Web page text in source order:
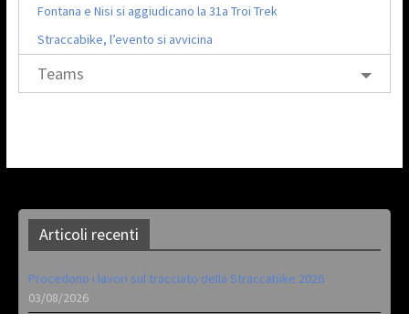
Fontana e Nisi si aggiudicano la 31a Troi Trek
Straccabike, l’evento si avvicina
Teams
Articoli recenti
Procedono i lavori sul tracciato della Straccabike 2026
03/08/2026